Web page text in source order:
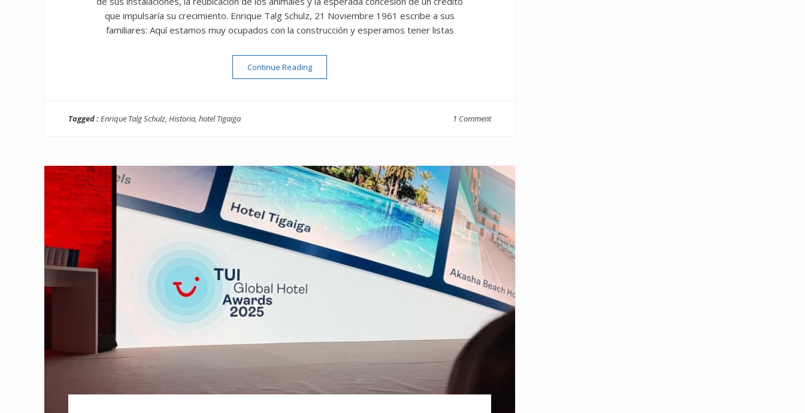
que impulsaría su crecimiento. Enrique Talg Schulz, 21 Noviembre 1961 escribe a sus
familiares: Aquí estamos muy ocupados con la construcción y esperamos tener listas
Continue Reading“Carta de 1961 Expansión y Progreso en el Hotel Tigaiga”
Tagged :Enrique Talg Schulz, Historia, hotel Tigaiga 1 Comment